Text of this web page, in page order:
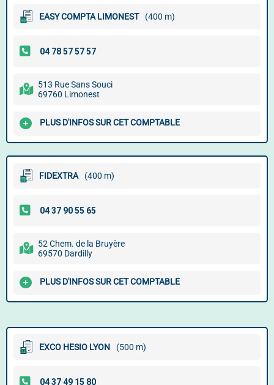
EASY COMPTA LIMONEST (400 m)
513 Rue Sans Souci
69760 Limonest
PLUS D'INFOS SUR CET COMPTABLE
FIDEXTRA (400 m)
52 Chem. de la Bruyère
69570 Dardilly
PLUS D'INFOS SUR CET COMPTABLE
EXCO HESIO LYON (500 m)